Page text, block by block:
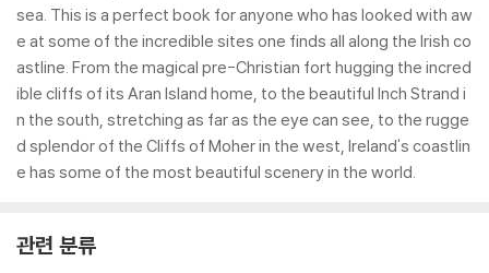
sea. This is a perfect book for anyone who has looked with aw
e at some of the incredible sites one finds all along the Irish co
astline. From the magical pre-Christian fort hugging the incred
ible cliffs of its Aran Island home, to the beautiful Inch Strand i
n the south, stretching as far as the eye can see, to the rugge
d splendor of the Cliffs of Moher in the west, Ireland's coastlin
e has some of the most beautiful scenery in the world.
관련 분류